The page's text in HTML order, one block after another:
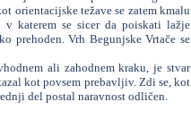
orientacijske težave se zatem kmalu
v katerem se sicer da poiskati lažje
prehoden. Vrh Begunjske Vrtače se
ali zahodnem kraku, je stvar
kot povsem prebavljiv. Zdi se, kot
del postal naravnost odličen.